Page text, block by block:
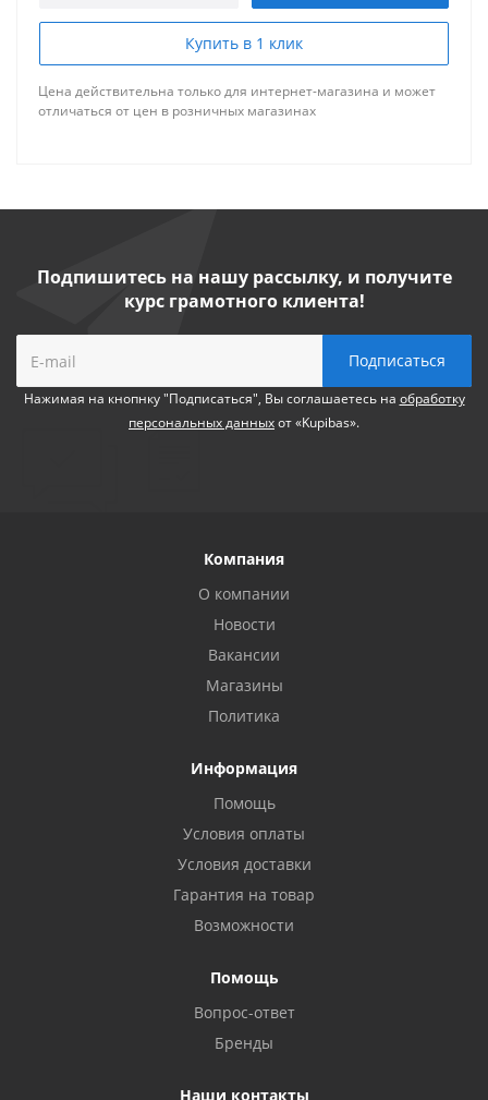
Купить в 1 клик
Цена действительна только для интернет-магазина и может
отличаться от цен в розничных магазинах
Подпишитесь на нашу рассылку, и получите
курс грамотного клиента!
Нажимая на кнопнку "Подписаться", Вы соглашаетесь на обработку
персональных данныхот «Kupibas».
Компания
О компании
Новости
Вакансии
Магазины
Политика
Информация
Помощь
Условия оплаты
Условия доставки
Гарантия на товар
Возможности
Помощь
Вопрос-ответ
Бренды
Наши контакты